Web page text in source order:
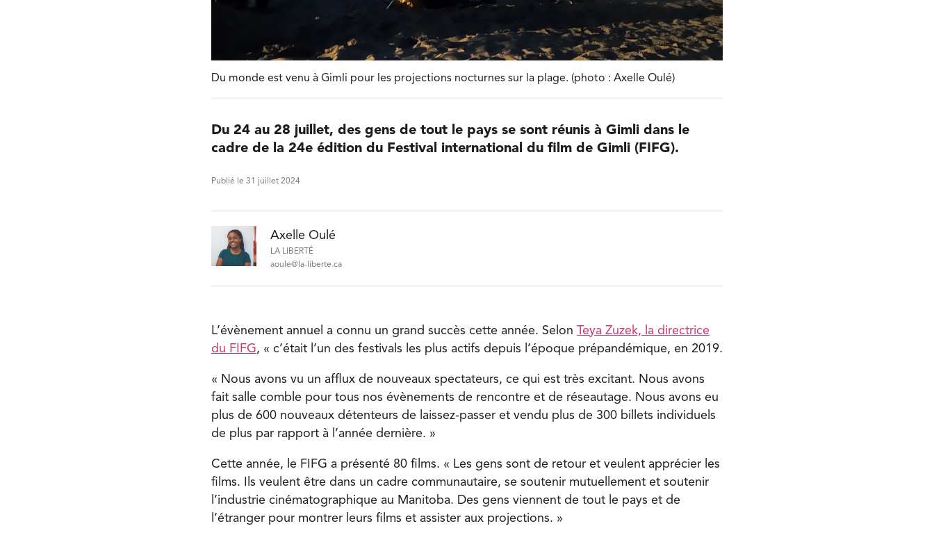
Du monde est venu à Gimli pour les projections nocturnes sur la plage. (photo : Axelle Oulé)
Du 24 au 28 juillet, des gens de tout le pays se sont réunis à Gimli dans le
cadre de la 24e édition du Festival international du film de Gimli (FIFG).
Publié le 31 juillet 2024
Axelle Oulé
LA LIBERTÉ
aoule@la-liberte.ca
L’évènement annuel a connu un grand succès cette année. Selon
Teya Zuzek, la directrice
du FIFG, « c’était l’un des festivals les plus actifs depuis l’époque prépandémique, en 2019.
« Nous avons vu un afflux de nouveaux spectateurs, ce qui est très excitant. Nous avons
fait salle comble pour tous nos évènements de rencontre et de réseautage. Nous avons eu
plus de 600 nouveaux détenteurs de laissez-passer et vendu plus de 300 billets individuels
de plus par rapport à l’année dernière. »
Cette année, le FIFG a présenté 80 films. « Les gens sont de retour et veulent apprécier les
films. Ils veulent être dans un cadre communautaire, se soutenir mutuellement et soutenir
l’industrie cinématographique au Manitoba. Des gens viennent de tout le pays et de
l’étranger pour montrer leurs films et assister aux projections. »